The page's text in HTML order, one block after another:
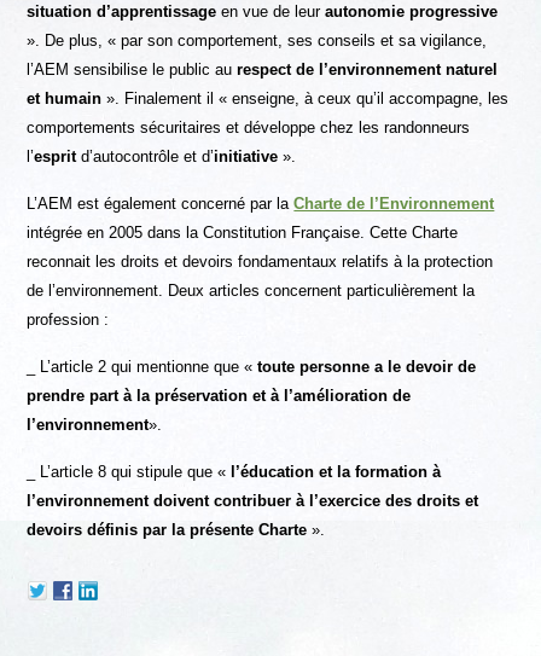
situation d’apprentissage en vue de leurautonomie progressive
». De plus, « par son comportement, ses conseils et sa vigilance,
l’AEM sensibilise le public aurespect de l’environnement naturel
et humain ». Finalement il « enseigne, à ceux qu’il accompagne, les
comportements sécuritaires et développe chez les randonneurs
l’espritd’autocontrôle et d’initiative »
L’AEM est également concerné par laCharte de l’Environnement
intégrée en 2005 dans la Constitution Française. Cette Charte
reconnait les droits et devoirs fondamentaux relatifs à la protection
de l’environnement . Deux articles concernent particulièrement la
profession :
_ L’article 2 qui mentionne que «toute personne a le devoir de
prendre part à la préservation et à l’amélioration de
l’environnement».
_ L’article 8 qui stipule que «l’éducation et la formation à
l’environnement doivent contribuer à l’exercice des droits et
devoirs définis par la présente Charte ».